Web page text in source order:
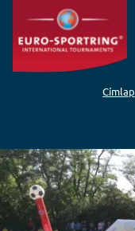
Ugrás a tartalomra
Címlap